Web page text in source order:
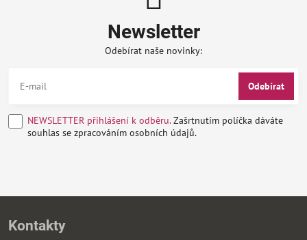
Newsletter
Odebírat naše novinky:
Odebírat
NEWSLETTER přihlášení k odběru.Zašrtnutím políčka dáváte
souhlas se zpracováním osobních údajů.
Kontakty